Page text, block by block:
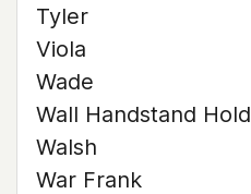
Tyler
Viola
Wade
Wall Handstand Hold
Walsh
War Frank